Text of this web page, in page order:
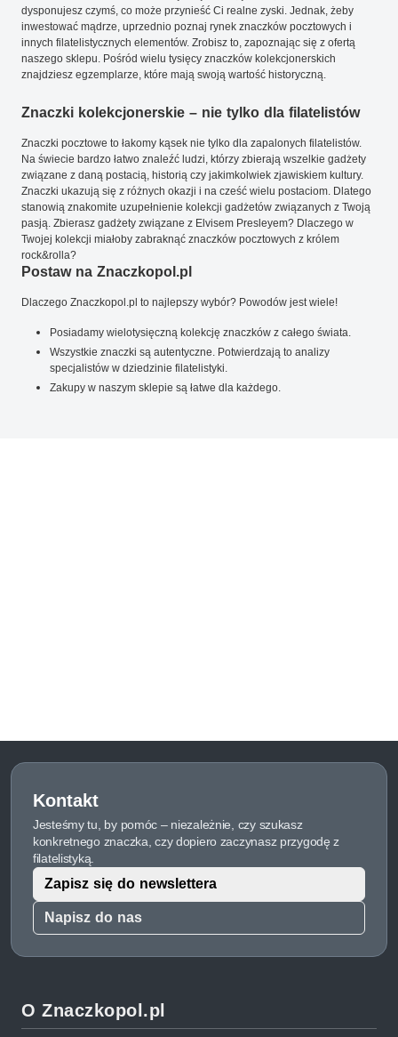
dysponujesz czymś, co może przynieść Ci realne zyski. Jednak, żeby
inwestować mądrze, uprzednio poznaj rynek znaczków pocztowych i
innych filatelistycznych elementów. Zrobisz to, zapoznając się z ofertą
naszego sklepu. Pośród wielu tysięcy znaczków kolekcjonerskich
znajdziesz egzemplarze, które mają swoją wartość historyczną.
Znaczki kolekcjonerskie – nie tylko dla filatelistów
Znaczki pocztowe to łakomy kąsek nie tylko dla zapalonych filatelistów.
Na świecie bardzo łatwo znaleźć ludzi, którzy zbierają wszelkie gadżety
związane z daną postacią, historią czy jakimkolwiek zjawiskiem kultury.
Znaczki ukazują się z różnych okazji i na cześć wielu postaciom. Dlatego
stanowią znakomite uzupełnienie kolekcji gadżetów związanych z Twoją
pasją. Zbierasz gadżety związane z Elvisem Presleyem? Dlaczego w
Twojej kolekcji miałoby zabraknąć znaczków pocztowych z królem
rock&rolla?
Postaw na Znaczkopol.pl
Dlaczego Znaczkopol.pl to najlepszy wybór? Powodów jest wiele!
Posiadamy wielotysięczną kolekcję znaczków z całego świata.
Wszystkie znaczki są autentyczne. Potwierdzają to analizy
specjalistów w dziedzinie filatelistyki.
Zakupy w naszym sklepie są łatwe dla każdego.
Kontakt
Jesteśmy tu, by pomóc – niezależnie, czy szukasz
konkretnego znaczka, czy dopiero zaczynasz przygodę z
filatelistyką.
Napisz do nas
Zapisz się do newslettera
O Znaczkopol.pl